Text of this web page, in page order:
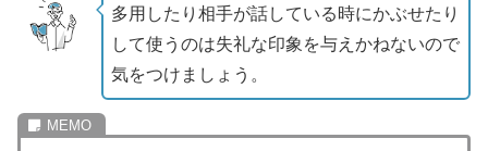
多用したり相手が話している時にかぶせたり
して使うのは失礼な印象を与えかねないので
気をつけましょう。